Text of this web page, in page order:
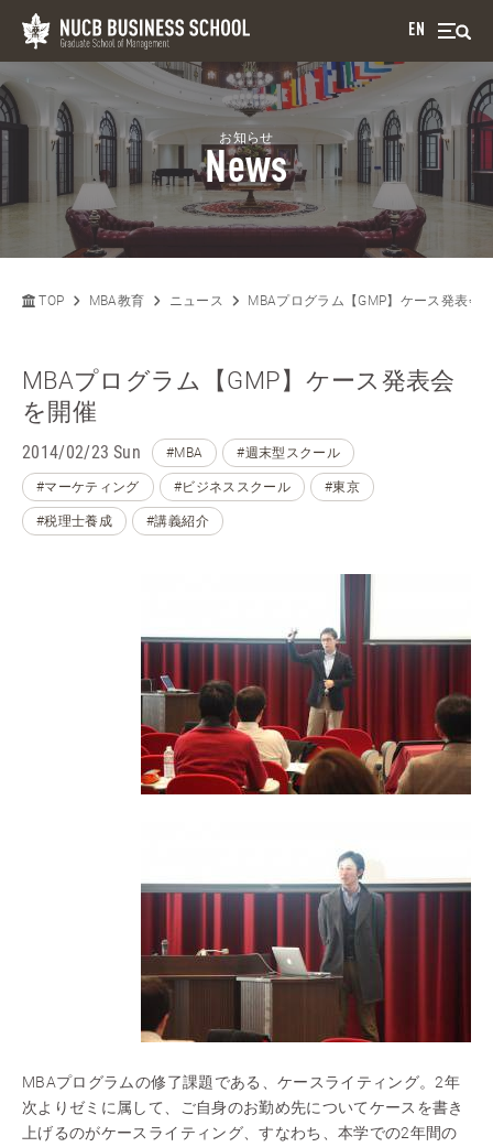
EN
お知らせ
News
TOP MBA教育 ニュース MBAプログラム【GMP】ケース発表会
MBAプログラム【GMP】ケース発表会
を開催
2014/02/23 Sun #MBA #週末型スクール
#マーケティング #ビジネススクール #東京
#税理士養成 #講義紹介
MBAプログラムの修了課題である、ケースライティング。2年
次よりゼミに属して、ご自身のお勤め先についてケースを書き
上げるのがケースライティング、すなわち、本学での2年間の